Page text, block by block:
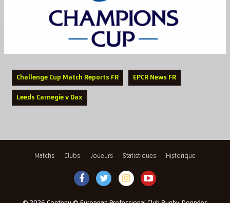
Challenge Cup Match Reports FR EPCR News FR
Leeds Carnegie v Dax
Matchs Clubs Joueurs Statistiques Historique